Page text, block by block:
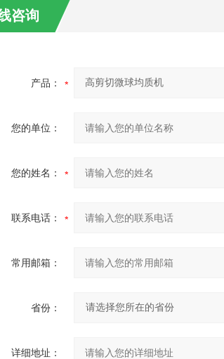
咨询
产品：
您的单位：
您的姓名：
联系电话：
常用邮箱：
省份：
详细地址：